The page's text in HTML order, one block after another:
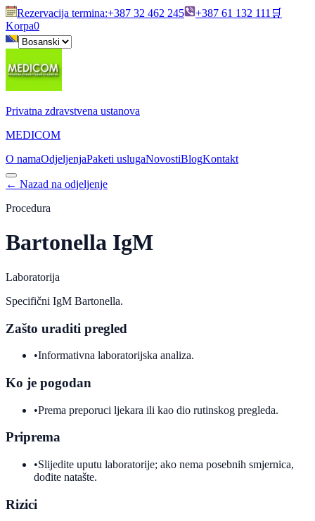
Rezervacija termina:+387 32 462 245 +387 61 132 111 🛒
Korpa0
Privatna zdravstvena ustanova
MEDICOM
O namaOdjeljenjaPaketi uslugaNovostiBlogKontakt
← Nazad na odjeljenje
Procedura
Bartonella IgM
Laboratorija
Specifični IgM Bartonella.
Zašto uraditi pregled
•Informativna laboratorijska analiza.
Ko je pogodan
•Prema preporuci ljekara ili kao dio rutinskog pregleda.
Priprema
•Slijedite uputu laboratorije; ako nema posebnih smjernica,
dođite natašte.
Rizici